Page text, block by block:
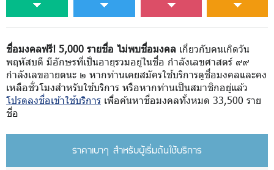
ชื่อมงคลฟรี! 5,000 รายชื่อ ไม่พบชื่อมงคล เกี่ยวกับคนเกิดวัน
พฤหัสบดี มีอักษรที่เป็นอายุรวมอยู่ในชื่อ กำลังเลขศาสตร์ ๙๙
กำลังเลขอายตนะ ๒ หากท่านเคยสมัครใช้บริการดูชื่อมงคลและคง
เหลือชั่วโมงสำหรับใช้บริการ หรือหากท่านเป็นสมาชิกอยู่แล้ว
โปรดลงชื่อเข้าใช้บริการ เพื่อค้นหาชื่อมงคลทั้งหมด 33,500 ราย
ชื่อ
ราคาเบาๆ สำหรับผู้เริ่มต้นใช้บริการ